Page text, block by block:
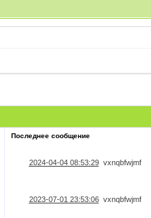
Последнее сообщение
2024-04-04 08:53:29 vxnqbfwjmf
2023-07-01 23:53:06 vxnqbfwjmf